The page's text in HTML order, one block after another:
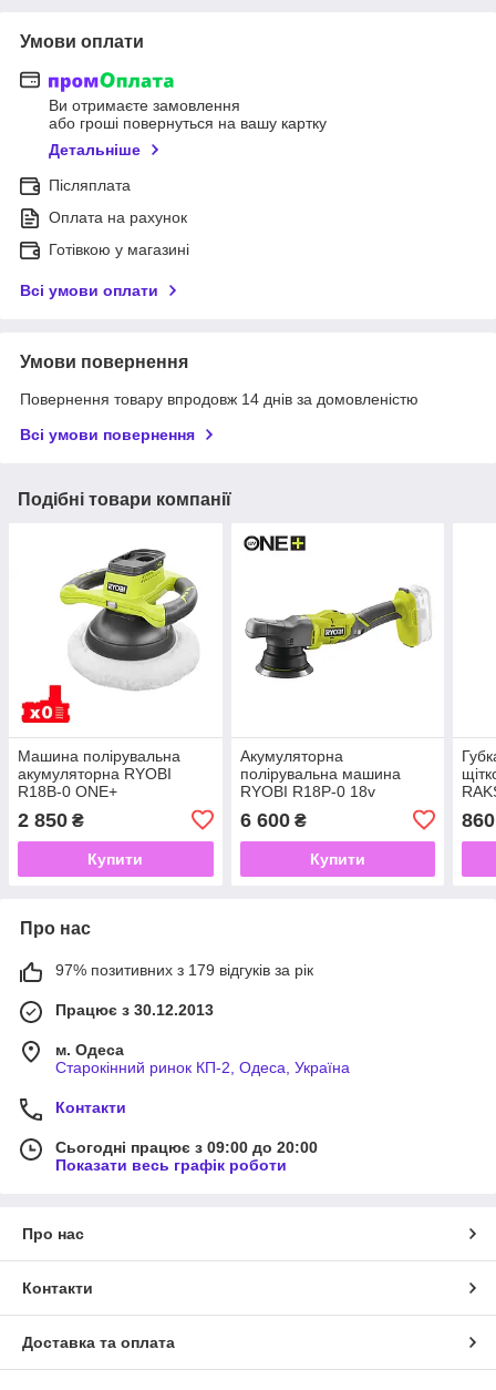
Умови оплати
Ви отримаєте замовлення
або гроші повернуться на вашу картку
Детальніше
Післяплата
Оплата на рахунок
Готівкою у магазині
Всі умови оплати
Умови повернення
Повернення товару впродовж 14 днів за домовленістю
Всі умови повернення
Подібні товари компанії
Машина полірувальна
акумуляторна RYOBI
R18B-0 ONE+
2 850 ₴
Купити
Акумуляторна
полірувальна машина
RYOBI R18P-0 18v
6 600₴
Купити
860
Про нас
97% позитивних з 179 відгуків за рік
Працює з 30.12.2013
м. Одеса
Старокінний ринок КП-2, Одеса, Україна
Контакти
Сьогодні працює з 09:00 до 20:00
Показати весь графік роботи
Про нас
Контакти
Доставка та оплата